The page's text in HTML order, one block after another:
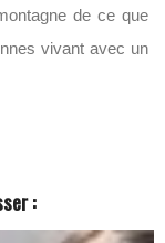
de ce que
vivant avec un
: